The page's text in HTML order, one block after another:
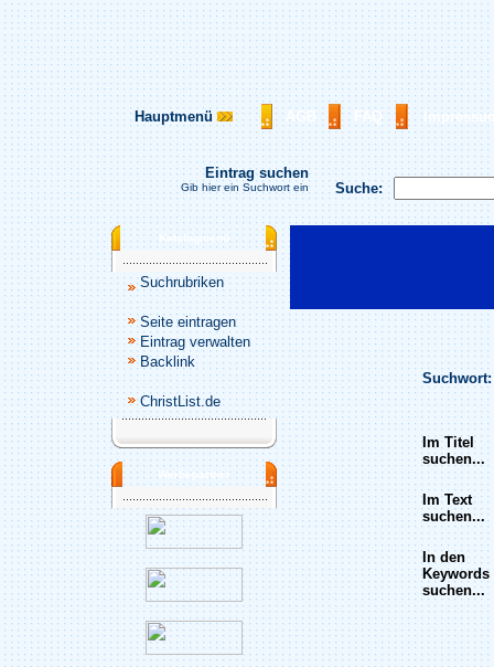
Hauptmenü AGB FAQ
Suche:
Eintrag suchen
Gib hier ein Suchwort ein
Katalogmenü
Suchrubriken
Seite eintragen
Eintrag verwalten
Backlink
ChristList.de
Werbepartner
Suchwort:
Im Titel
suchen...
Im Text
suchen...
In den
Keywords
suchen...